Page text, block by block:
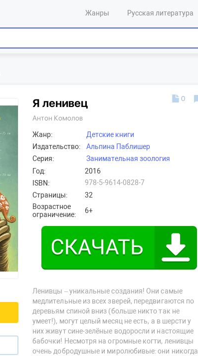
Жанры Русская литература
Я ленивец
Антон Комолов
Жанр:
Детские книги
Издательство:
Альпина Паблишер
Серия:
Занимательная зоология
Год:
2016
ISBN:
978-5-9614-0828-7
Страницы:
32
Возрастное
ограничение:
6+
Ленивцы – уникальные создания! Они самые
медлительные из всех зверей, передвигаются по
деревьям спиной вниз (больше никто так не
умеет!), могут целый месяц не есть, а в шерсти у
них живут сине-зелёные водоросли и настоящие
бабочки! Несмотря на огромные когти, ленивцы
очень добродушные и миролюбивые: они никогда
0